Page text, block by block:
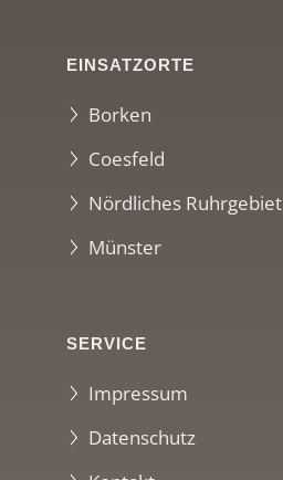
EINSATZORTE
Borken
Coesfeld
Nördliches Ruhrgebiet
Münster
SERVICE
Impressum
Datenschutz